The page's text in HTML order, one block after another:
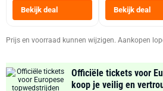
Bekijk deal Bekijk deal
Prijs en voorraad kunnen wijzigen. Aankopen
Officiële tickets voor
koop je veilig en